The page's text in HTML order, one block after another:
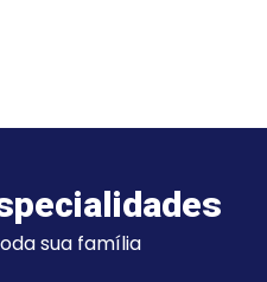
sua família